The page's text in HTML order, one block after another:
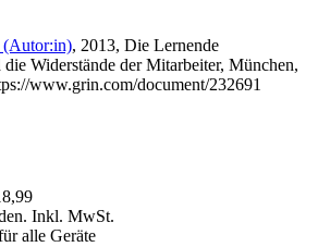
(Autor:in), 2013, Die Lernende
Widerstände der Mitarbeiter, München,
www.grin.com/document/232691
Inkl. MwSt.
alle Geräte